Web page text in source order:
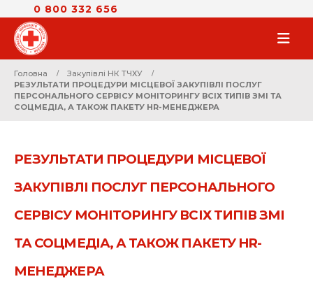
0 800 332 656
Головна
Закупівлі НК ТЧХУ
РЕЗУЛЬТАТИ ПРОЦЕДУРИ МІСЦЕВОЇ ЗАКУПІВЛІ ПОСЛУГ
ПЕРСОНАЛЬНОГО СЕРВІСУ МОНІТОРИНГУ ВСІХ ТИПІВ ЗМІ ТА
СОЦМЕДІА, А ТАКОЖ ПАКЕТУ HR-МЕНЕДЖЕРА
РЕЗУЛЬТАТИ ПРОЦЕДУРИ МІСЦЕВОЇ
ЗАКУПІВЛІ ПОСЛУГ ПЕРСОНАЛЬНОГО
СЕРВІСУ МОНІТОРИНГУ ВСІХ ТИПІВ ЗМІ
ТА СОЦМЕДІА, А ТАКОЖ ПАКЕТУ HR-
МЕНЕДЖЕРА